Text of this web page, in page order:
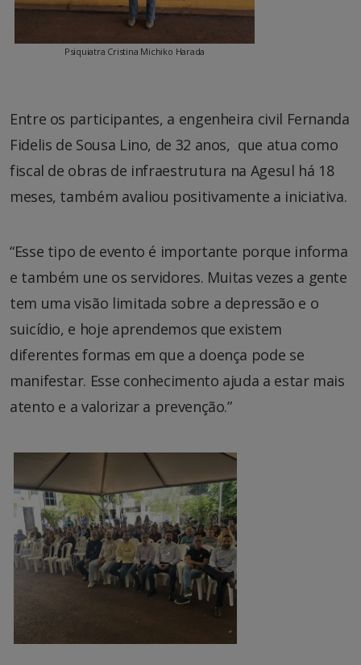
Psiquiatra Cristina Michiko Harada
Entre os participantes, a engenheira civil Fernanda
Fidelis de Sousa Lino, de 32 anos, que atua como
fiscal de obras de infraestrutura na Agesul há 18
meses, também avaliou positivamente a iniciativa.
“Esse tipo de evento é importante porque informa
e também une os servidores. Muitas vezes a gente
tem uma visão limitada sobre a depressão e o
suicídio, e hoje aprendemos que existem
diferentes formas em que a doença pode se
manifestar. Esse conhecimento ajuda a estar mais
atento e a valorizar a prevenção.”